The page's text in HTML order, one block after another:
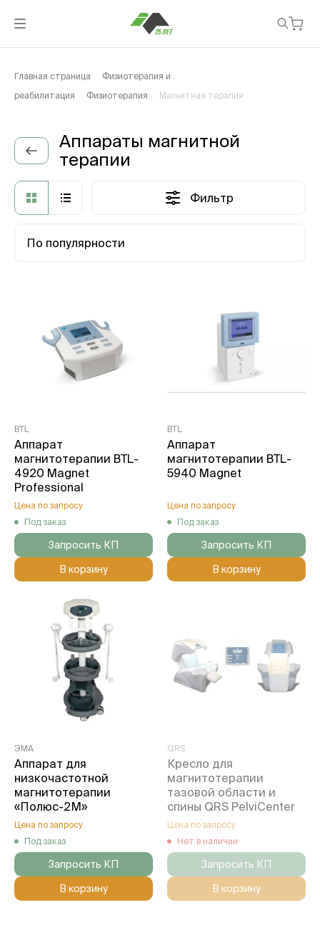
Главная страница Физиотерапия и
реабилитация Физиотерапия Магнитная терапия
Аппараты магнитной
терапии
Фильтр
По популярности
BTL
Аппарат
магнитотерапии BTL-
4920 Magnet
Professional
Цена по запросу
Под заказ
Запросить КП
В корзину
BTL
Аппарат
магнитотерапии BTL-
5940 Magnet
Цена по запросу
Под заказ
Запросить КП
В корзину
ЭМА
Аппарат для
низкочастотной
магнитотерапии
«Полюс-2М»
Цена по запросу
Под заказ
Запросить КП
В корзину
QRS
Кресло для
магнитотерапии
тазовой области и
спины QRS PelviCenter
Цена по запросу
Нет в наличии
Запросить КП
В корзину